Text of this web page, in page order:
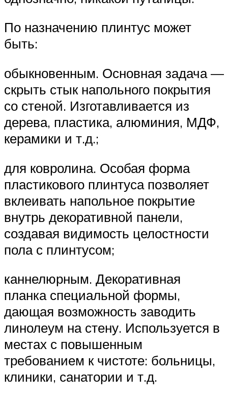
По назначению плинтус может
быть:
обыкновенным. Основная задача —
скрыть стык напольного покрытия
со стеной. Изготавливается из
дерева, пластика, алюминия, МДФ,
керамики и т.д.;
для ковролина. Особая форма
пластикового плинтуса позволяет
вклеивать напольное покрытие
внутрь декоративной панели,
создавая видимость целостности
пола с плинтусом;
каннелюрным. Декоративная
планка специальной формы,
дающая возможность заводить
линолеум на стену. Используется в
местах с повышенным
требованием к чистоте: больницы,
клиники, санатории и т.д.